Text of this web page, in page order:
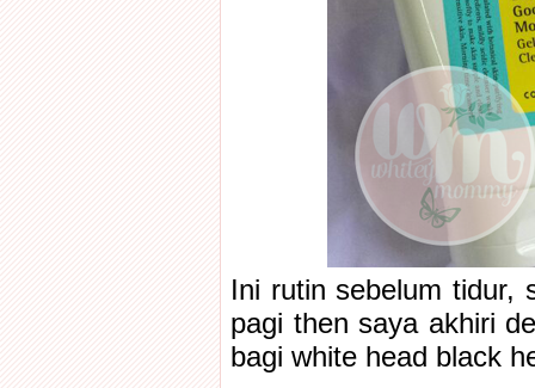
Ini rutin sebelum tidur,
pagi then saya akhiri
bagi white head black